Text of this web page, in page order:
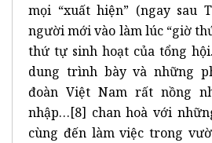
mọi “xuất hiện” (ngay sau
người mới vào làm lúc “giờ
thứ tự sinh hoạt của tổng hội.
dung trình bày và những
đoàn Việt Nam rất nồng
nhập…[8] chan hoà với
cùng đến làm việc trong